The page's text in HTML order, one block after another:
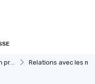
Relations avec les